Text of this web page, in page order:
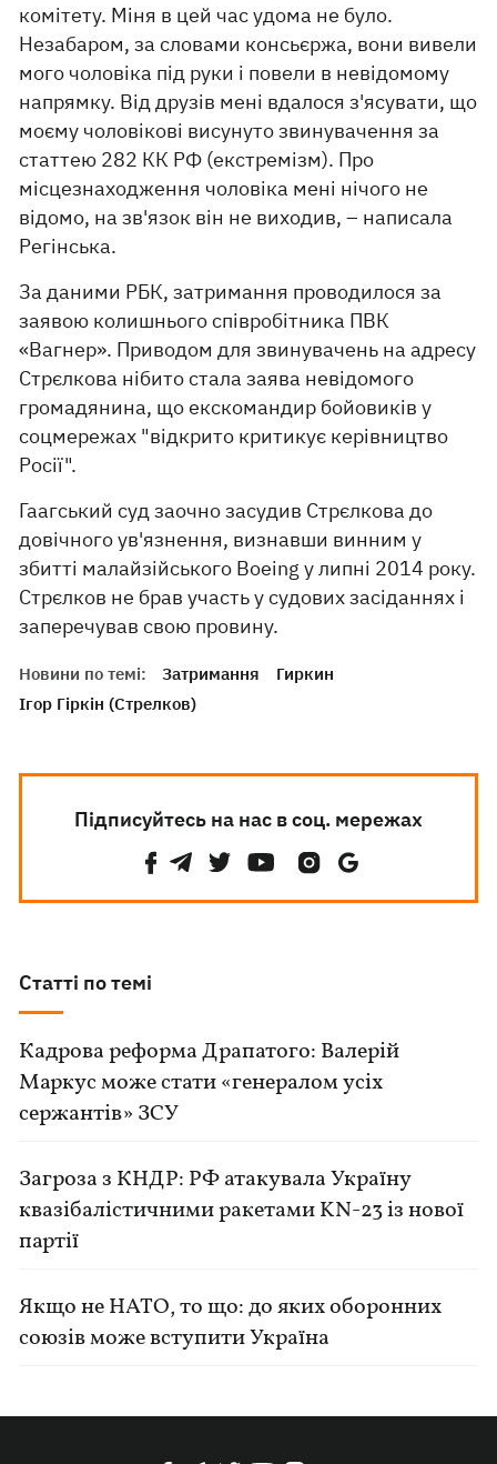
комітету. Міня в цей час удома не було.
Незабаром, за словами консьєржа, вони вивели
мого чоловіка під руки і повели в невідомому
напрямку. Від друзів мені вдалося з'ясувати, що
моєму чоловікові висунуто звинувачення за
статтею 282 КК РФ (екстремізм). Про
місцезнаходження чоловіка мені нічого не
відомо, на зв'язок він не виходив, – написала
Регінська.
За даними РБК, затримання проводилося за
заявою колишнього співробітника ПВК
«Вагнер». Приводом для звинувачень на адресу
Стрєлкова нібито стала заява невідомого
громадянина, що екскомандир бойовиків у
соцмережах "відкрито критикує керівництво
Росії".
Гаагський суд заочно засудив Стрєлкова до
довічного ув'язнення, визнавши винним у
збитті малайзійського Boeing у липні 2014 року.
Стрєлков не брав участь у судових засіданнях і
заперечував свою провину.
Новини по темі: Затримання
Гиркин
Ігор Гіркін (Стрелков)
Підписуйтесь на нас в соц. мережах
Статті по темі
Кадрова реформа Драпатого: Валерій
Маркус може стати «генералом усіх
сержантів» ЗСУ
Загроза з КНДР: РФ атакувала Україну
квазібалістичними ракетами KN-23 із нової
партії
Якщо не НАТО, то що: до яких оборонних
союзів може вступити Україна